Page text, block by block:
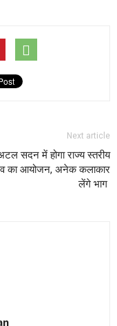
Next article
सदन में होगा राज्य स्तरीय
का आयोजन, अनेक कलाकार
लेंगे भाग